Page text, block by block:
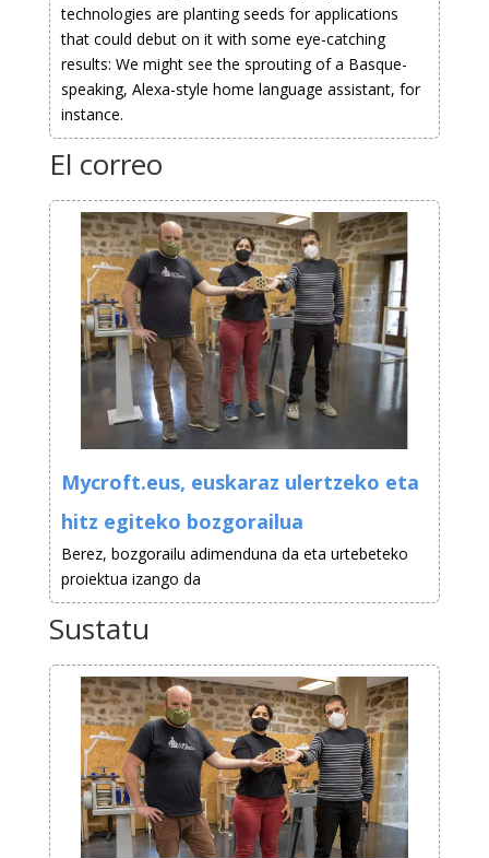
technologies are planting seeds for applications
that could debut on it with some eye-catching
results: We might see the sprouting of a Basque-
speaking, Alexa-style home language assistant, for
instance.
El correo
Mycroft.eus, euskaraz ulertzeko eta
hitz egiteko bozgorailua
Berez, bozgorailu adimenduna da eta urtebeteko
proiektua izango da
Sustatu